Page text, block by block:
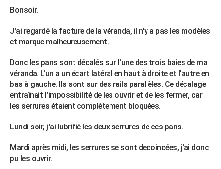
Essais
Réserver un essai
Citadines
Berlines
SUV
Forum auto
+
Mobiles
Meilleur smartphone
Internet
Ordinateurs
Jeux vidéo
Guide high-tech
+BRICOLAGE
Guides de France
Escapades
Patrimoine
Expositions
Musées
Week-end nature
+LIFESTYLE
Art de vivre
Bien-être
Loisirs
Mode
Modes de vie
SANTE
GUIDES D'ACHAT
Bonsoir.
J'ai regardé la facture de la véranda, il n'y a pas les modèles
et marque malheureusement.
Donc les pans sont décalés sur l'une des trois baies de ma
véranda. L'un a un écart latéral en haut à droite et l'autre en
bas à gauche. Ils sont sur des rails parallèles. Ce décalage
entraînait l'impossibilité de les ouvrir et de les fermer, car
les serrures étaient complètement bloquées.
Lundi soir, j'ai lubrifié les deux serrures de ces pans.
Mardi après midi, les serrures se sont decoincées, j'ai donc
pu les ouvrir.